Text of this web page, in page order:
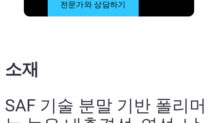
전문가와 상담하기
소재
SAF 기술 분말 기반 폴리머